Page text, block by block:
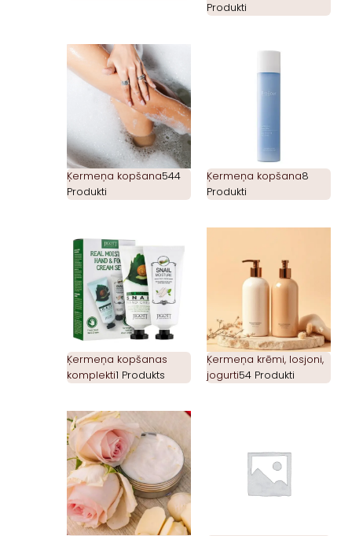
Produkti
Ķermeņa kopšana544
Produkti
Ķermeņa kopšana8
Produkti
Ķermeņa kopšanas
komplekti1 Produkts
Ķermeņa krēmi, losjoni,
jogurti54 Produkti